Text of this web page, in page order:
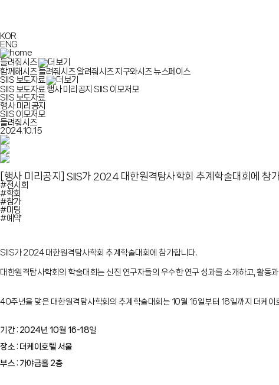
KOR
ENG
들려줘시즈
함께해시즈 들려줘시즈 알려줘시즈지구와시즈 뉴스페이스
SIIS 보도자료
SIIS 보도자료 행사 미리공지 SIIS 이모저모
SIIS 보도자료
행사 미리공지
SIIS 이모저모
들려줘시즈
2024.10.15
[행사 미리공지] SIIS가 2024 대한원격탐사학회 추계학술대회에 참
#전시회
#학회
#참가
#미팅
#예약
SIIS가 2024 대한원격탐사학회 추계학술대회에 참가합니다.
대한원격탐사학회의 학술대회는 신진 연구자들의 우수한 연구 성과를 소개하고, 활
40주년을 맞은 대한원격탐사학회의 추계학술대회는 10월 16일부터 18일까지 더케이
기간 : 2024년 10월 16-18일
장소 : 더케이호텔 서울
부스 : 가야금홀 2층